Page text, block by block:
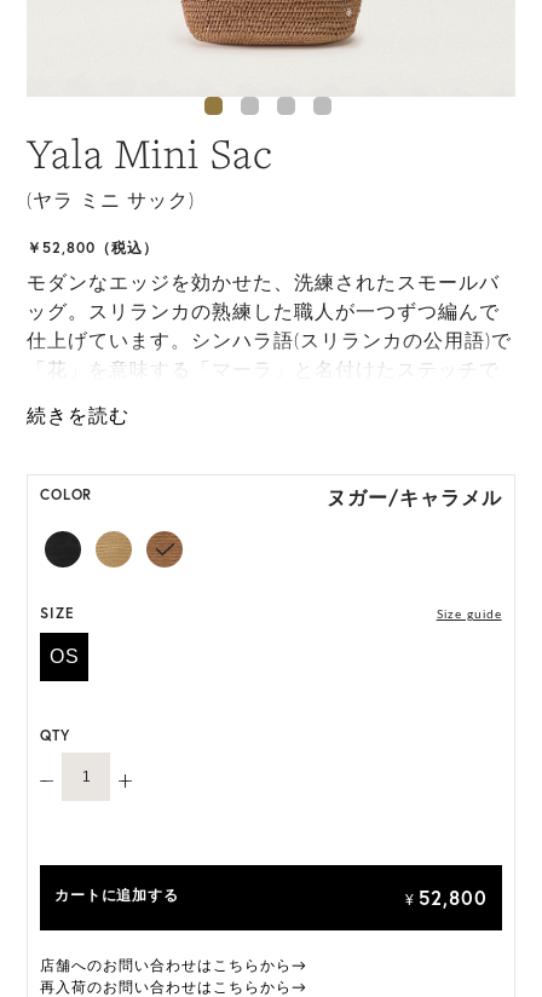
Yala Mini Sac
(ヤラ ミニ サック)
￥52,800（税込）
モダンなエッジを効かせた、洗練されたスモールバ
ッグ。スリランカの熟練した職人が一つずつ編んで
仕上げています。シンハラ語(スリランカの公用語)で
「花」を意味する「マーラ」と名付けたステッチで
ドルを採用。取り外し可能なストラップが付属して
には個体差がございます。
COLOR ヌガー/キャラメル
SIZE Size guide
OS
QTY
カートに追加する ¥ 52,800
店舗へのお問い合わせはこちらから→
再入荷のお問い合わせはこちらから→